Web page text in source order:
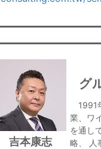
吉本康志
グ
1991
業、ワ
を通し
略、 人